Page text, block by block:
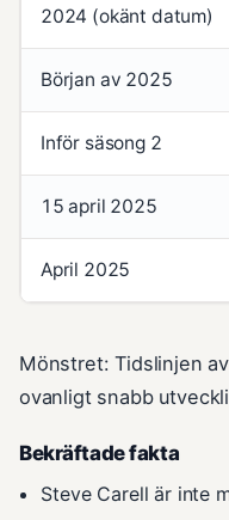
2024 (okänt datum)
Början av 2025
Inför säsong 2
15 april 2025
April 2025
Mönstret: Tidslinjen
ovanligt snabb
Bekräftade fakta
Steve Carell är inte